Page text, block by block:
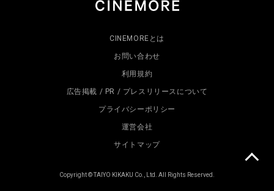
CINEMOREとは
お問い合わせ
利用規約
広告掲載 / PR / プレスリリースについて
プライバシーポリシー
運営会社
サイトマップ
Copyright © TAIYO KIKAKU Co., Ltd. All Rights Reserved.